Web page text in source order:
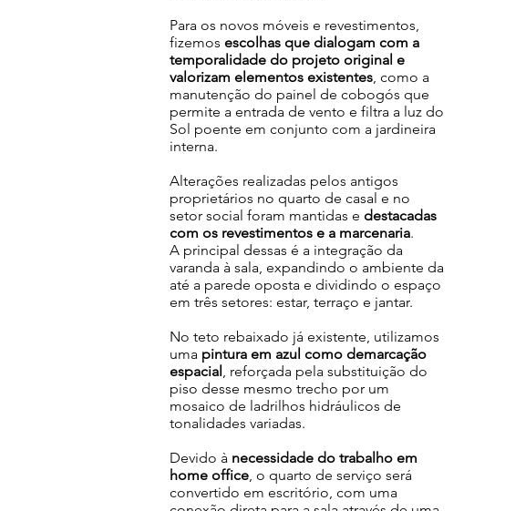
Para os novos móveis e revestimentos,
fizemos escolhas que dialogam com a
temporalidade do projeto original e
valorizam elementos existentes, como a
manutenção do painel de cobogós que
permite a entrada de vento e filtra a luz do
Sol poente em conjunto com a jardineira
interna.
Alterações realizadas pelos antigos
proprietários no quarto de casal e no
setor social foram mantidas e destacadas
com os revestimentos e a marcenaria.
A principal dessas é a integração da
varanda à sala, expandindo o ambiente da
até a parede oposta e dividindo o espaço
em três setores: estar, terraço e jantar.
No teto rebaixado já existente, utilizamos
uma pintura em azul como demarcação
espacial, reforçada pela substituição do
piso desse mesmo trecho por um
mosaico de ladrilhos hidráulicos de
tonalidades variadas.
Devido à necessidade do trabalho em
home office, o quarto de serviço será
convertido em escritório, com uma